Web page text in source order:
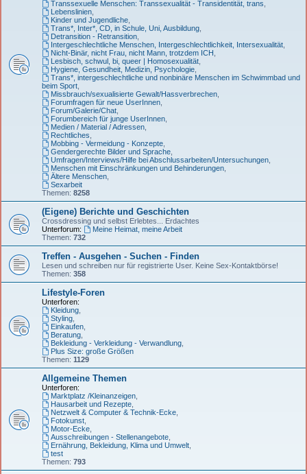
Transsexuelle Menschen: Transsexualität - Transidentität, trans
Lebenslinien,
Kinder und Jugendliche,
Trans*, Inter*, CD, in Schule, Uni, Ausbildung,
Detransition - Retransition,
Intergeschlechtliche Menschen, Intergeschlechtlichkeit, Intersexualität,
Nicht-Binär, nicht Frau, nicht Mann, trotzdem ICH
Lesbisch, schwul, bi, queer | Homosexualität,
Hygiene, Gesundheit, Medizin, Psychologie,
Trans*, intergeschlechtliche und nonbinäre Menschen im Schwimmbad und
beim Sport
Missbrauch/sexualisierte Gewalt/Hassverbrechen,
Forumfragen für neue UserInnen,
Forum/Galerie/Chat,
Forumbereich für junge UserInnen,
Medien / Material / Adressen,
Rechtliches
Mobbing - Vermeidung - Konzepte,
Gendergerechte Bilder und Sprache,
Umfragen/Interviews/Hilfe bei Abschlussarbeiten/Untersuchungen,
Menschen mit Einschränkungen und Behinderungen,
Ältere Menschen,
Sexarbeit
Themen: 8258
(Eigene) Berichte und Geschichten
Crossdressing und selbst Erlebtes... Erdachtes
Unterforum:
Meine Heimat, meine Arbeit
Themen: 732
Treffen - Ausgehen - Suchen - Finden
Lesen und schreiben nur für registrierte User. Keine Sex-Kontaktbörse!
Themen: 358
Lifestyle-Foren
Unterforen:
Kleidung,
Styling,
Einkaufen,
Beratung,
Bekleidung - Verkleidung - Verwandlung,
Plus Size: große Größen
Themen: 1129
Allgemeine Themen
Unterforen:
Marktplatz /Kleinanzeigen,
Hausarbeit und Rezepte,
Netzwelt & Computer & Technik-Ecke,
Fotokunst,
Motor-Ecke,
Ausschreibungen - Stellenangebote,
Ernährung, Bekleidung, Klima und Umwelt,
test
Themen: 793